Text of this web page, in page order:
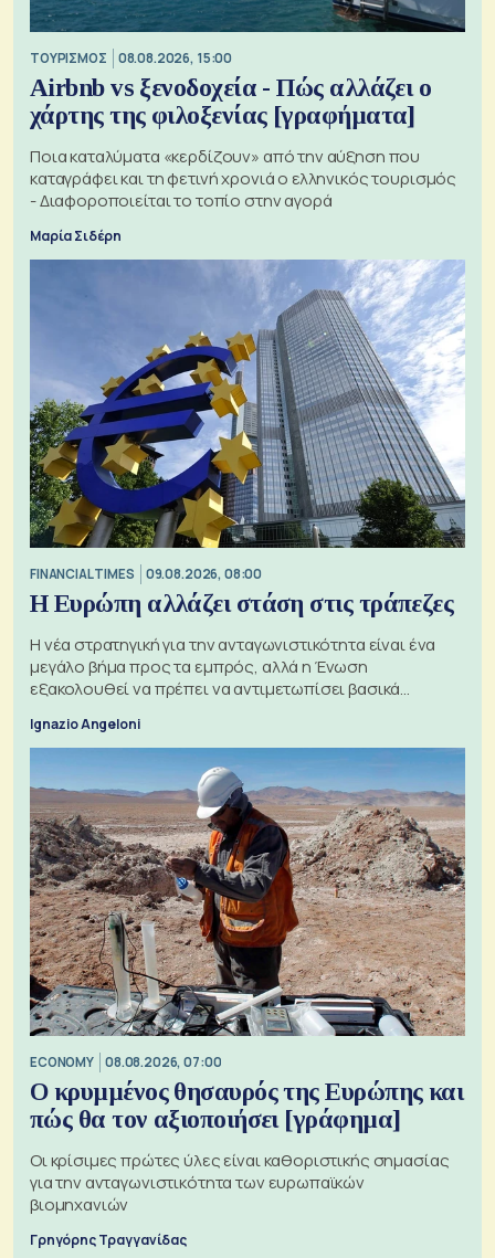
ΤΟΥΡΙΣΜΟΣ 08.08.2026, 15:00
Airbnb vs ξενοδοχεία - Πώς αλλάζει ο
χάρτης της φιλοξενίας [γραφήματα]
Ποια καταλύματα «κερδίζουν» από την αύξηση που
καταγράφει και τη φετινή χρονιά ο ελληνικός τουρισμός
- Διαφοροποιείται το τοπίο στην αγορά
Μαρία Σιδέρη
FINANCIAL TIMES 09.08.2026, 08:00
Η Ευρώπη αλλάζει στάση στις τράπεζες
Η νέα στρατηγική για την ανταγωνιστικότητα είναι ένα
μεγάλο βήμα προς τα εμπρός, αλλά η Ένωση
εξακολουθεί να πρέπει να αντιμετωπίσει βασικά
Ignazio Angeloni
ECONOMY 08.08.2026, 07:00
Ο κρυμμένος θησαυρός της Ευρώπης και
πώς θα τον αξιοποιήσει [γράφημα]
Οι κρίσιμες πρώτες ύλες είναι καθοριστικής σημασίας
για την ανταγωνιστικότητα των ευρωπαϊκών
βιομηχανιών
Γρηγόρης Τραγγανίδας